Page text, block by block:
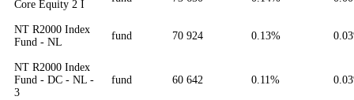
Core Equity 2 I
NT R2000 Index
Fund - NL
fund 70 924 0.13%
NT R2000 Index
Fund - DC - NL -
3
fund 60 642 0.11%